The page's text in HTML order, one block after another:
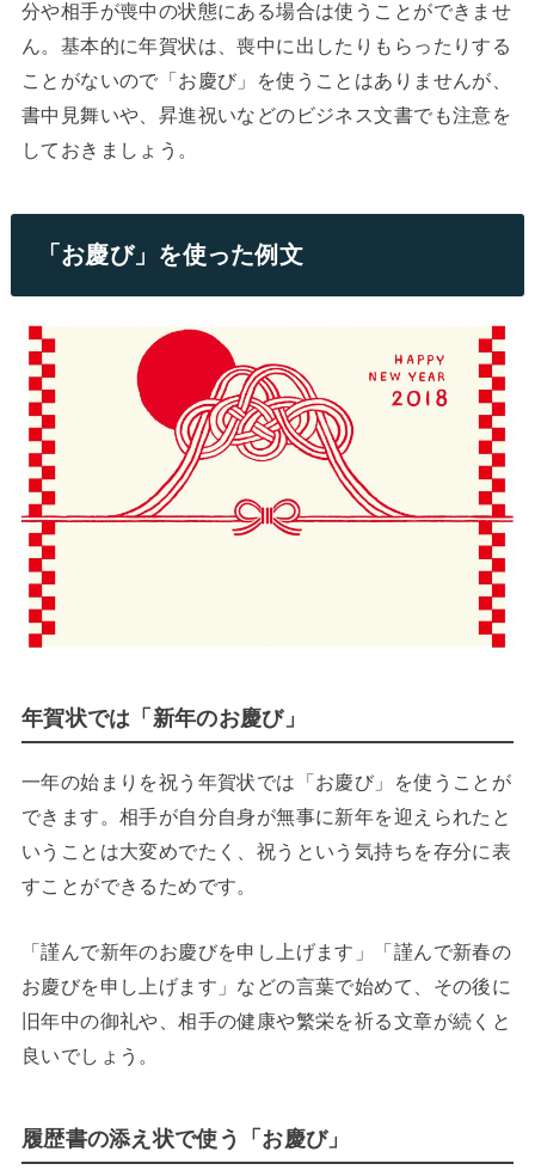
分や相手が喪中の状態にある場合は使うことができませ
ん。基本的に年賀状は、喪中に出したりもらったりする
ことがないので「お慶び」を使うことはありませんが、
書中見舞いや、昇進祝いなどのビジネス文書でも注意を
しておきましょう。
「お慶び」を使った例文
年賀状では「新年のお慶び」
一年の始まりを祝う年賀状では「お慶び」を使うことが
できます。相手が自分自身が無事に新年を迎えられたと
いうことは大変めでたく、祝うという気持ちを存分に表
すことができるためです。
「謹んで新年のお慶びを申し上げます」「謹んで新春の
お慶びを申し上げます」などの言葉で始めて、その後に
旧年中の御礼や、相手の健康や繁栄を祈る文章が続くと
良いでしょう。
履歴書の添え状で使う「お慶び」